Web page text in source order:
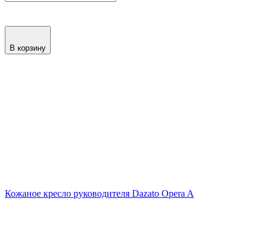
В корзину
Кожаное кресло руководителя Dazato Opera A